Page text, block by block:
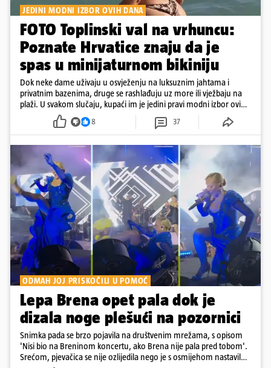
JEDINI MODNI IZBOR OVIH DANA
FOTO Toplinski val na vrhuncu:
Poznate Hrvatice znaju da je
spas u minijaturnom bikiniju
Dok neke dame uživaju u osvježenju na luksuznim jahtama i
privatnim bazenima, druge se rashlađuju uz more ili vježbaju na
plaži. U svakom slučaju, kupaći im je jedini pravi modni izbor ovih
8 37
ODMAH JOJ PRISKOČILI U POMOĆ
Lepa Brena opet pala dok je
dizala noge plešući na pozornici
Snimka pada se brzo pojavila na društvenim mrežama, s opisom
'Nisi bio na Breninom koncertu, ako Brena nije pala pred tobom'.
Srećom, pjevačica se nije ozlijedila nego je s osmijehom nastavila